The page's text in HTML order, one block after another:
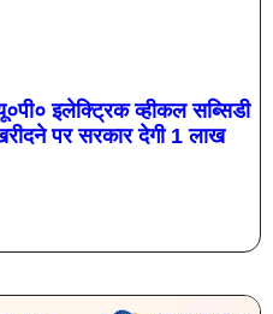
इलेक्ट्रिक व्‍हीकल सब्सिडी
पर सरकार देगी 1 लाख